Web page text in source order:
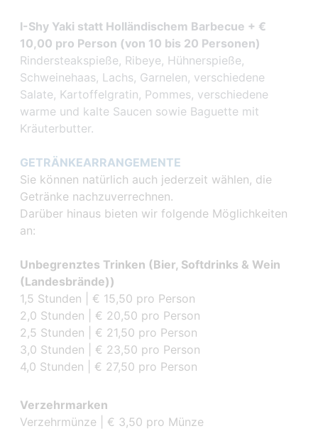
I-Shy Yaki statt Holländischem Barbecue + €
10,00 pro Person (von 10 bis 20 Personen)
Rindersteakspieße, Ribeye, Hühnerspieße,
Schweinehaas, Lachs, Garnelen, verschiedene
Salate, Kartoffelgratin, Pommes, verschiedene
warme und kalte Saucen sowie Baguette mit
Kräuterbutter.
GETRÄNKEARRANGEMENTE
Sie können natürlich auch jederzeit wählen, die
Getränke nachzuverrechnen.
Darüber hinaus bieten wir folgende Möglichkeiten
an:
Unbegrenztes Trinken (Bier, Softdrinks & Wein
(Landesbrände))
1,5 Stunden | € 15,50 pro Person
2,0 Stunden | € 20,50 pro Person
2,5 Stunden | € 21,50 pro Person
3,0 Stunden | € 23,50 pro Person
4,0 Stunden | € 27,50 pro Person
Verzehrmarken
Verzehrmünze | € 3,50 pro Münze